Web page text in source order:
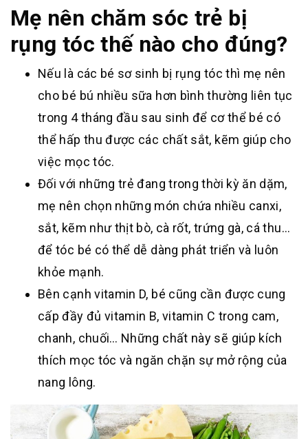
Mẹ nên chăm sóc trẻ bị
rụng tóc thế nào cho đúng?
Nếu là các bé sơ sinh bị rụng tóc thì mẹ nên
cho bé bú nhiều sữa hơn bình thường liên tục
trong 4 tháng đầu sau sinh để cơ thể bé có
thể hấp thu được các chất sắt, kẽm giúp cho
việc mọc tóc.
Đối với những trẻ đang trong thời kỳ ăn dặm,
mẹ nên chọn những món chứa nhiều canxi,
sắt, kẽm như thịt bò, cà rốt, trứng gà, cá thu…
để tóc bé có thể dễ dàng phát triển và luôn
khỏe mạnh.
Bên cạnh vitamin D, bé cũng cần được cung
cấp đầy đủ vitamin B, vitamin C trong cam,
chanh, chuối… Những chất này sẽ giúp kích
thích mọc tóc và ngăn chặn sự mở rộng của
nang lông.